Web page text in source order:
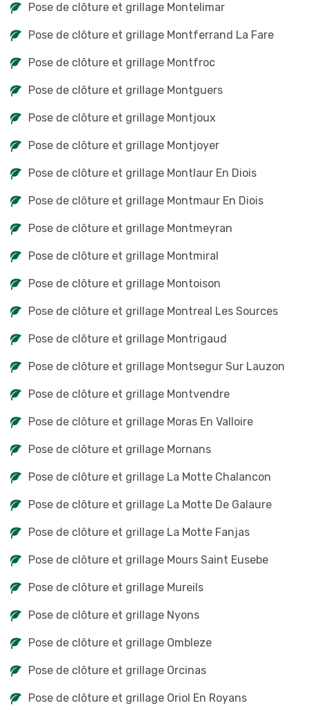
Pose de clôture et grillage Montelimar
Pose de clôture et grillage Montferrand La Fare
Pose de clôture et grillage Montfroc
Pose de clôture et grillage Montguers
Pose de clôture et grillage Montjoux
Pose de clôture et grillage Montjoyer
Pose de clôture et grillage Montlaur En Diois
Pose de clôture et grillage Montmaur En Diois
Pose de clôture et grillage Montmeyran
Pose de clôture et grillage Montmiral
Pose de clôture et grillage Montoison
Pose de clôture et grillage Montreal Les Sources
Pose de clôture et grillage Montrigaud
Pose de clôture et grillage Montsegur Sur Lauzon
Pose de clôture et grillage Montvendre
Pose de clôture et grillage Moras En Valloire
Pose de clôture et grillage Mornans
Pose de clôture et grillage La Motte Chalancon
Pose de clôture et grillage La Motte De Galaure
Pose de clôture et grillage La Motte Fanjas
Pose de clôture et grillage Mours Saint Eusebe
Pose de clôture et grillage Mureils
Pose de clôture et grillage Nyons
Pose de clôture et grillage Ombleze
Pose de clôture et grillage Orcinas
Pose de clôture et grillage Oriol En Royans